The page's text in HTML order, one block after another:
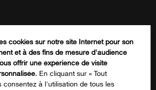
à la recherche d’une
Un pigment brun rougeâtre riche, parfait
la chaleur aux sourcils.
profond et froid, idéal pour les client(e)s
audacieux.
Instagram
cookies sur notre site Internet pour son
et à des fins de mesure d'audience
offrir une expérience de visite
En cliquant sur « Tout
consentez à l'utilisation de tous les